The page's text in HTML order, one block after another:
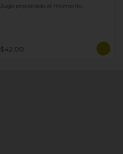
Jugo preparado al momento.
$42.00